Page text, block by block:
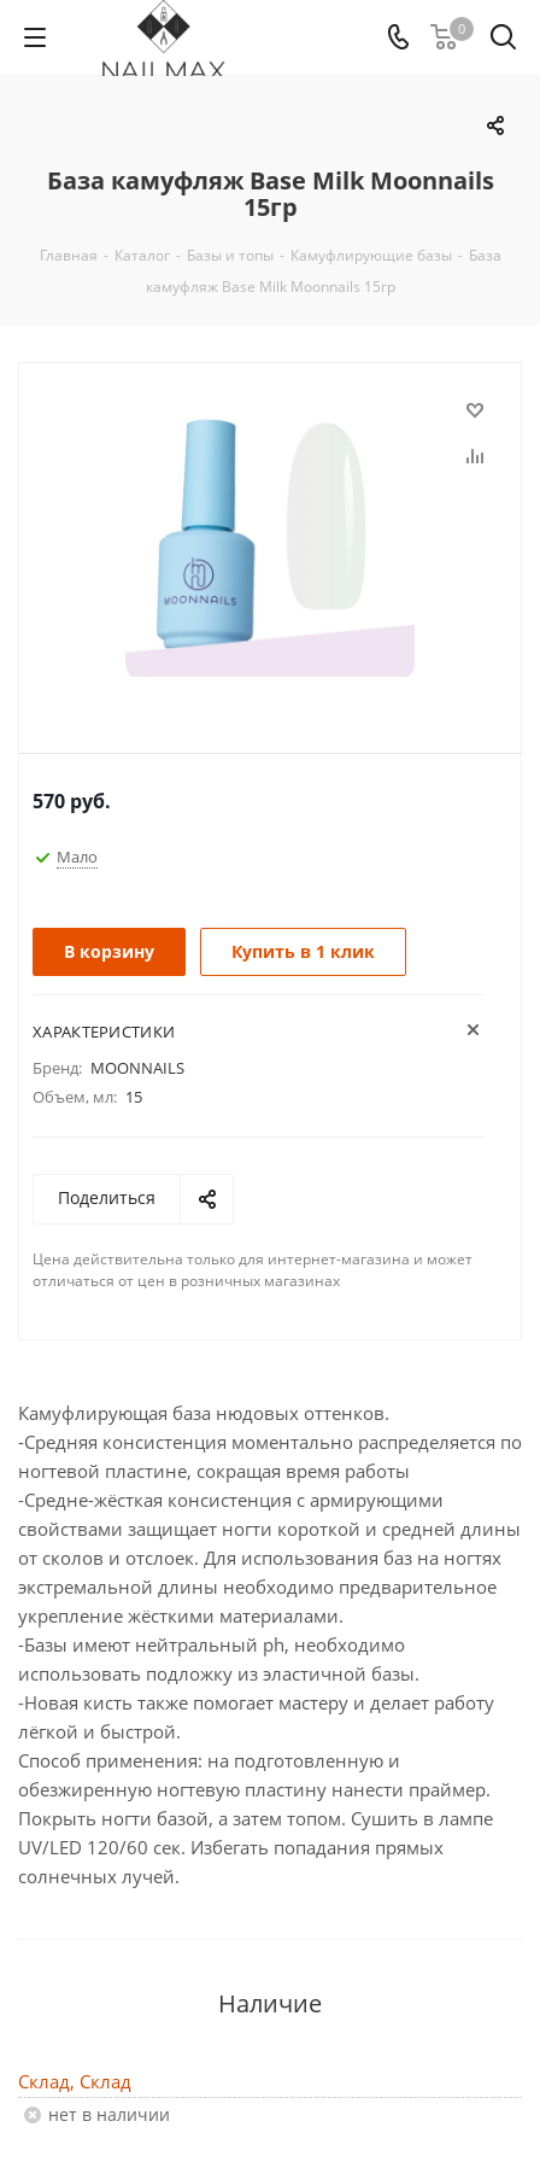
0
База камуфляж Base Milk Moonnails
15гр
Главная - Каталог - Базы и топы - Камуфлирующие базы - База
камуфляж Base Milk Moonnails 15гр
570 руб.
Мало
В корзину Купить в 1 клик
ХАРАКТЕРИСТИКИ
Бренд: MOONNAILS
Объем, мл: 15
Поделиться
Цена действительна только для интернет-магазина и может
отличаться от цен в розничных магазинах
Камуфлирующая база нюдовых оттенков.
-Средняя консистенция моментально распределяется по
ногтевой пластине, сокращая время работы
-Средне-жёсткая консистенция с армирующими
свойствами защищает ногти короткой и средней длины
от сколов и отслоек. Для использования баз на ногтях
экстремальной длины необходимо предварительное
укрепление жёсткими материалами.
-Базы имеют нейтральный ph, необходимо
использовать подложку из эластичной базы.
-Новая кисть также помогает мастеру и делает работу
лёгкой и быстрой.
Способ применения: на подготовленную и
обезжиренную ногтевую пластину нанести праймер.
Покрыть ногти базой, а затем топом. Сушить в лампе
UV/LED 120/60 сек. Избегать попадания прямых
солнечных лучей.
Наличие
Склад, Склад
Нет в наличии